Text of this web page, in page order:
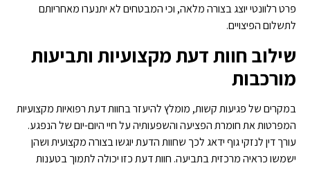
פרט רלוונטי יוצג בצורה מלאה, וכי המבטחים לא יתנערו מאחריותם
לתשלום הפיצויים.
שילוב חוות דעת מקצועיות ותביעות
מורכבות
במקרים של פגיעות קשות, מומלץ להיעזר בחוות דעת רפואיות מקצועיות
המפרטות את חומרת הפציעה והשפעותיה על חיי היום-יום של הנפגע.
עורך דין לנזקי גוף ידאג לכך שחוות הדעת יוגשו בצורה מקצועית ושהן
ישמשו כראיה מרכזית בתביעה. חוות דעת כזו יכולה לתמוך בטענות